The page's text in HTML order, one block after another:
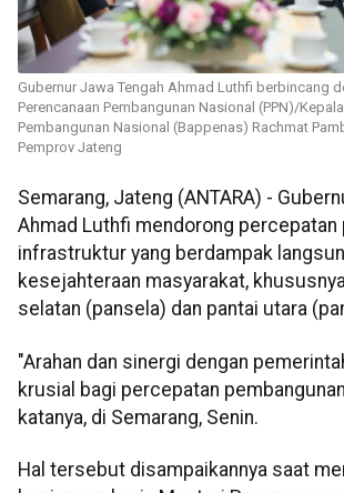
Gubernur Jawa Tengah Ahmad Luthfi berbincang
Perencanaan Pembangunan Nasional (PPN)/
Pembangunan Nasional (Bappenas) Rachmat
Pemprov Jateng
Semarang, Jateng (ANTARA) -
Ahmad Luthfi mendorong percepatan
infrastruktur yang berdampak
kesejahteraan masyarakat,
selatan (pansela) dan pantai utara
"Arahan dan sinergi dengan
krusial bagi percepatan
katanya, di Semarang, Senin.
Hal tersebut disampaikannya saat